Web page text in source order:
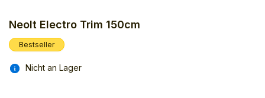
Neolt Electro Trim 150cm
Bestseller
Nicht an Lager